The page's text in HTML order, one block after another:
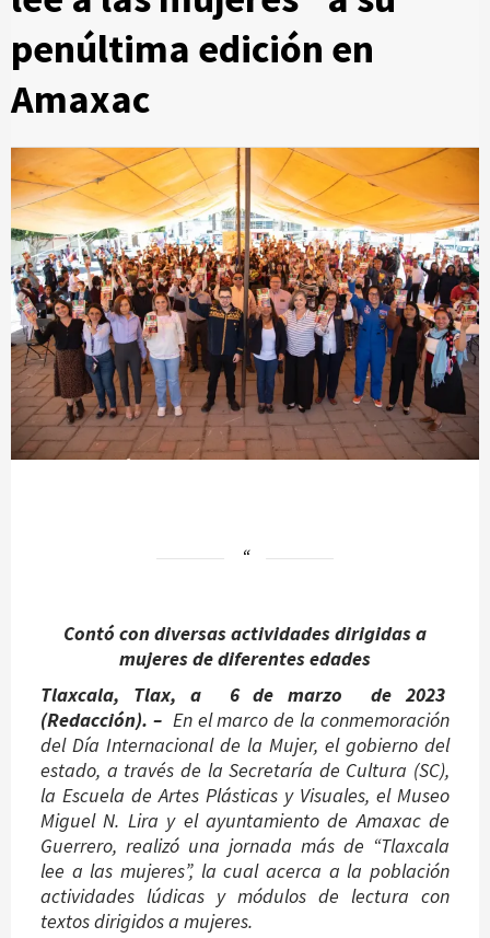
penúltima edición en
Amaxac
Contó con diversas actividades dirigidas a
mujeres de diferentes edades
Tlaxcala, Tlax, a 6 de marzo de 2023
(Redacción). – En el marco de la conmemoración
del Día Internacional de la Mujer, el gobierno del
estado, a través de la Secretaría de Cultura (SC),
la Escuela de Artes Plásticas y Visuales, el Museo
Miguel N. Lira y el ayuntamiento de Amaxac de
Guerrero, realizó una jornada más de “Tlaxcala
lee a las mujeres”, la cual acerca a la población
actividades lúdicas y módulos de lectura con
textos dirigidos a mujeres.